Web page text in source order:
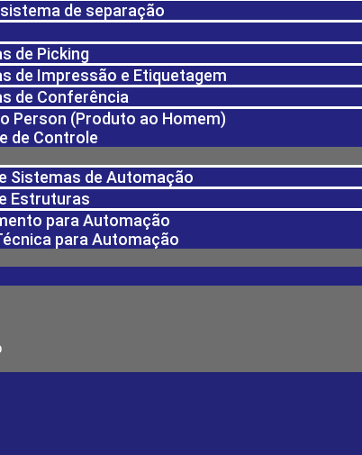
de separação
de Picking
de Impressão e Etiquetagem
de Conferência
Person (Produto ao Homem)
de Controle
Sistemas de Automação
Estruturas
para Automação
para Automação